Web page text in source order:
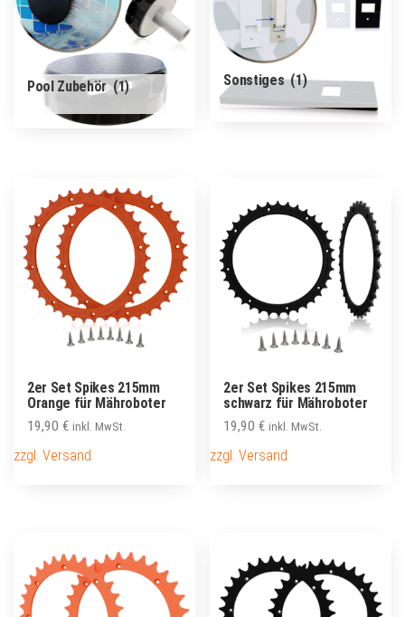
Pool Zubehör(1) Sonstiges(1)
2er Set Spikes 215mm
Orange für Mähroboter
19,90 € inkl. MwSt.
zzgl. Versand
2er Set Spikes 215mm
schwarz für Mähroboter
19,90€ inkl. MwSt.
zzgl. Versand